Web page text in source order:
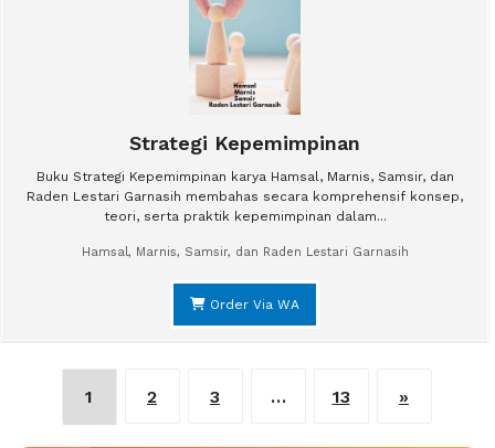
Strategi Kepemimpinan
Buku Strategi Kepemimpinan karya Hamsal, Marnis, Samsir, dan
Raden Lestari Garnasih membahas secara komprehensif konsep,
teori, serta praktik kepemimpinan dalam...
Hamsal, Marnis, Samsir, dan Raden Lestari Garnasih
Order Via WA
1 2 3 … 13 »